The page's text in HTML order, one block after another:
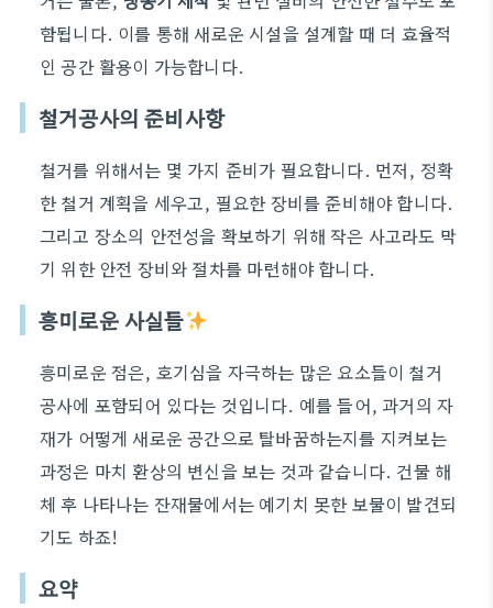
함됩니다. 이를 통해 새로운 시설을 설계할 때 더 효율적
인 공간 활용이 가능합니다.
철거공사의 준비사항
철거를 위해서는 몇 가지 준비가 필요합니다. 먼저, 정확
한 철거 계획을 세우고, 필요한 장비를 준비해야 합니다.
그리고 장소의 안전성을 확보하기 위해 작은 사고라도 막
기 위한 안전 장비와 절차를 마련해야 합니다.
흥미로운 사실들
흥미로운 점은, 호기심을 자극하는 많은 요소들이 철거
공사에 포함되어 있다는 것입니다. 예를 들어, 과거의 자
재가 어떻게 새로운 공간으로 탈바꿈하는지를 지켜보는
과정은 마치 환상의 변신을 보는 것과 같습니다. 건물 해
체 후 나타나는 잔재물에서는 예기치 못한 보물이 발견되
기도 하죠!
요약